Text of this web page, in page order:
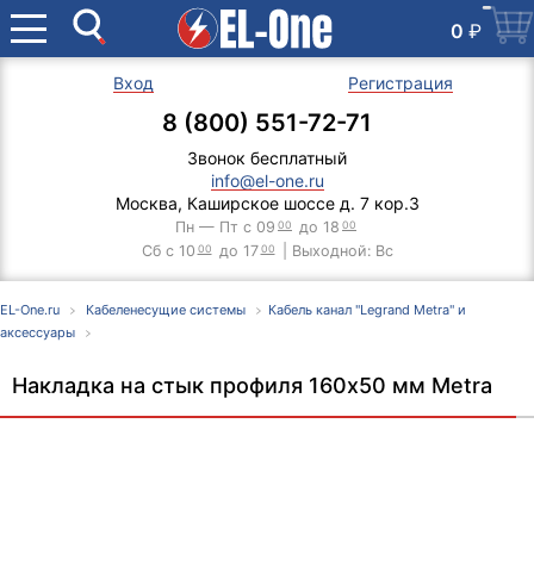
0 ₽
Вход Регистрация
8 (800) 551-72-71
Звонок бесплатный
info@el-one.ru
Москва, Каширское шоссе д. 7 кор.3
Пн — Пт с 09 00 до 18 00
Сб с 10 00 до 17 00 | Выходной: Вс
EL-One.ru Кабеленесущие системы
Кабель канал "Legrand Metra" и
аксессуары
Накладка на стык профиля 160х50 мм Metra